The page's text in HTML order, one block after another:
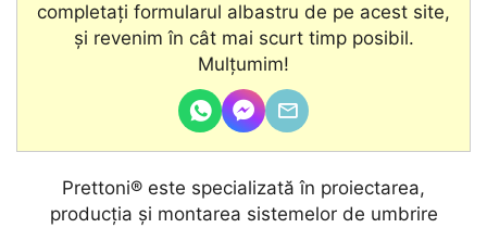
completați formularul albastru de pe acest site,
şi revenim în cât mai scurt timp posibil.
Mulțumim!
Prettoni® este specializată în proiectarea,
producţia și montarea sistemelor de umbrire